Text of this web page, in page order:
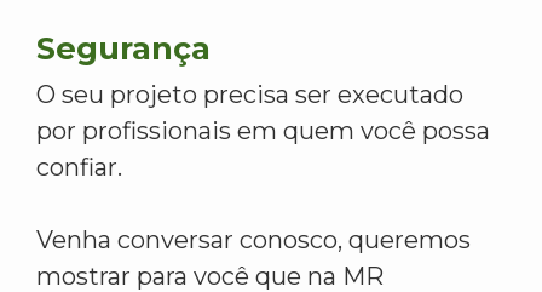
Segurança
O seu projeto precisa ser executado
por profissionais em quem você possa
confiar.
Venha conversar conosco, queremos
mostrar para você que na MR